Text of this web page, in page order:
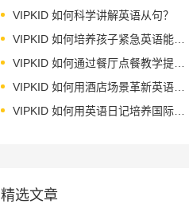
VIPKID 如何科学讲解英语从句？
VIPKID 如何培养孩子紧急英语能力？
VIPKID 如何通过餐厅点餐教学提升少儿英语应用能力？
VIPKID 如何用酒店场景革新英语教学？
VIPKID 如何用英语日记培养国际化人才？
精选文章